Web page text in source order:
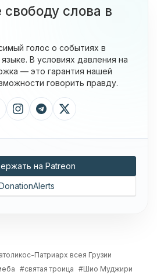
слова в
голос о событиях в
В условиях давления на
— это гарантия нашей
говорить правду.
на Patreon
Патриарх всея Грузии
святая троица Шио Муджири